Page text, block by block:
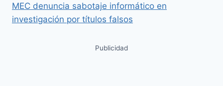
MEC denuncia sabotaje informático en
investigación por títulos falsos
Publicidad